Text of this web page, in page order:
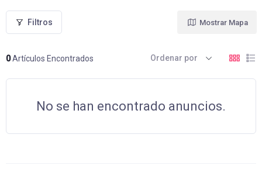
Filtros
0Artículos Encontrados
Mostrar Mapa
Ordenar por
No se han encontrado anuncios.